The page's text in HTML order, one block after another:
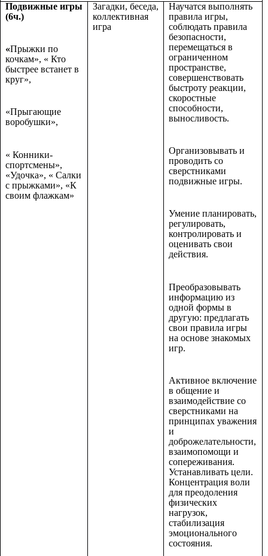
Подвижные игры
(6ч.)
«Прыжки по
кочкам», « Кто
быстрее встанет в
круг»,
«Прыгающие
воробушки»,
« Конники-
спортсмены»,
«Удочка», « Салки
с прыжками», «К
своим флажкам»
Загадки, беседа,
коллективная
игра
Научатся выполнять
правила игры,
соблюдать правила
безопасности,
перемещаться в
ограниченном
пространстве,
совершенствовать
быстроту реакции,
скоростные
способности,
выносливость.
Организовывать и
проводить со
сверстниками
подвижные игры.
Умение планировать,
регулировать,
контролировать и
оценивать свои
действия.
Преобразовывать
информацию из
одной формы в
другую: предлагать
свои правила игры
на основе знакомых
игр.
Активное включение
в общение и
взаимодействие со
сверстниками на
принципах уважения
и
доброжелательности,
взаимопомощи и
сопереживания.
Устанавливать цели.
Концентрация воли
для преодоления
физических
нагрузок,
стабилизация
эмоционального
состояния.